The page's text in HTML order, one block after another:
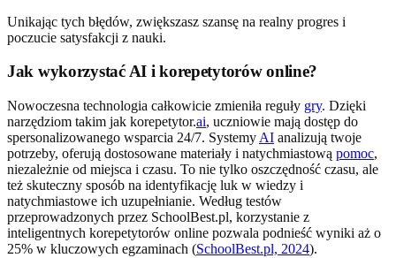
Unikając tych błędów, zwiększasz szansę na realny progres i
poczucie satysfakcji z nauki.
Jak wykorzystać AI i korepetytorów online?
Nowoczesna technologia całkowicie zmieniła reguły gry. Dzięki
narzędziom takim jak korepetytor.ai, uczniowie mają dostęp do
spersonalizowanego wsparcia 24/7. Systemy AI analizują twoje
potrzeby, oferują dostosowane materiały i natychmiastową pomoc,
niezależnie od miejsca i czasu. To nie tylko oszczędność czasu, ale
też skuteczny sposób na identyfikację luk w wiedzy i
natychmiastowe ich uzupełnianie. Według testów
przeprowadzonych przez SchoolBest.pl, korzystanie z
inteligentnych korepetytorów online pozwala podnieść wyniki aż o
25% w kluczowych egzaminach (SchoolBest.pl, 2024).